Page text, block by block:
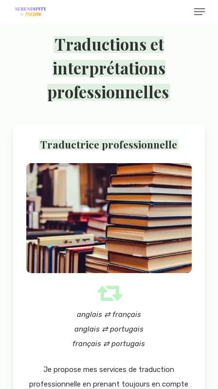
Menu
Traductions et
interprétations
professionnelles
Traductrice professionnelle
anglais ⇄ français
anglais ⇄ portugais
français ⇄ portugais
Je propose mes services de traduction
professionnelle en prenant toujours en compte